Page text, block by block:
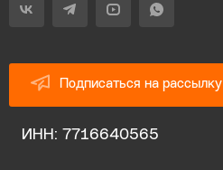
Подписаться на рассылку
ИНН: 7716640565